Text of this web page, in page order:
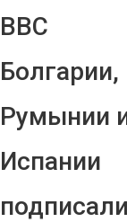
ВВС
Болгарии,
Румынии
Испании
подписали